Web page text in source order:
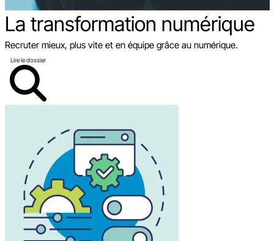
La transformation numérique
Recruter mieux, plus vite et en équipe grâce au numérique.
Lire le dossier